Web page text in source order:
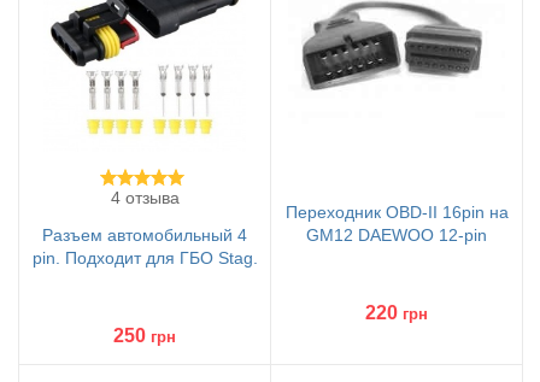
4 отзыва
Разъем автомобильный 4
pin. Подходит для ГБО Stag.
250 грн
Переходник OBD-II 16pin на
GM12 DAEWOO 12-pin
220 грн